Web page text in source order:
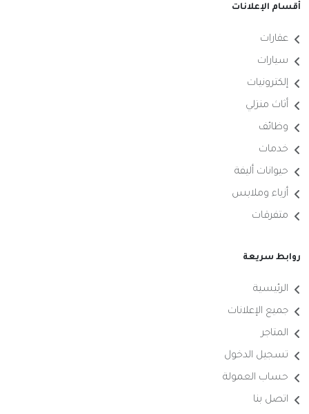
أقسام الإعلانات
عقارات
سيارات
إلكترونيات
أثاث منزلي
وظائف
خدمات
حيوانات أليفة
أزياء وملابس
متفرقات
روابط سريعة
الرئيسية
جميع الإعلانات
المتاجر
تسجيل الدخول
حساب العمولة
اتصل بنا